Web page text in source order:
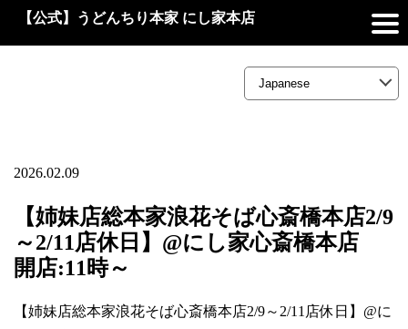
【公式】うどんちり本家 にし家本店
2026.02.09
【姉妹店総本家浪花そば心斎橋本店2/9
～2/11店休日】@にし家心斎橋本店
開店:11時～
【姉妹店総本家浪花そば心斎橋本店2/9～2/11店休日】@に